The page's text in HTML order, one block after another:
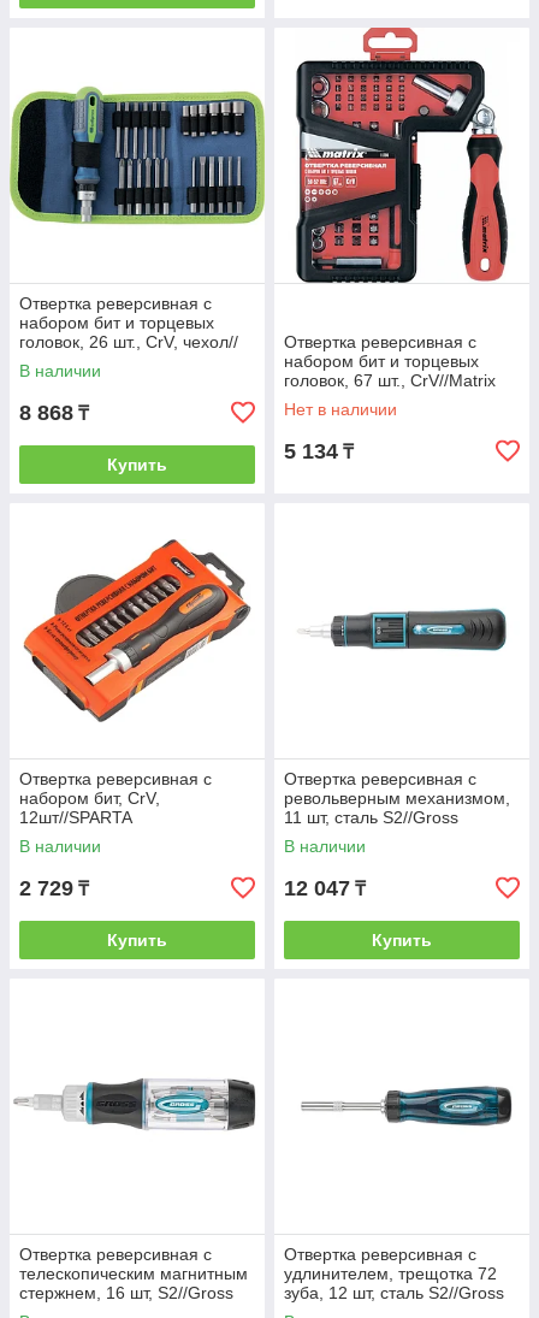
Отвертка реверсивная с
набором бит и торцевых
головок, 26 шт., CrV, чехол//
Сибртех
В наличии
8 868 ₸
Купить
Отвертка реверсивная с
набором бит и торцевых
головок, 67 шт., CrV//Matrix
Нет в наличии
5 134 ₸
Отвертка реверсивная с
набором бит, CrV,
12шт//SPARTA
В наличии
2 729 ₸
Купить
Отвертка реверсивная с
револьверным механизмом,
11 шт, сталь S2//Gross
В наличии
12 047 ₸
Купить
Отвертка реверсивная с
телескопическим магнитным
стержнем, 16 шт, S2//Gross
Отвертка реверсивная с
удлинителем, трещотка 72
зуба, 12 шт, сталь S2//Gross